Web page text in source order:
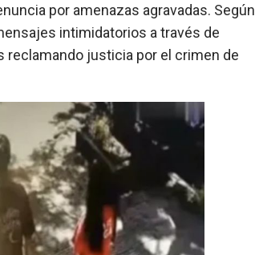
por amenazas agravadas. Según
intimidatorios a través de
reclamando justicia por el crimen de